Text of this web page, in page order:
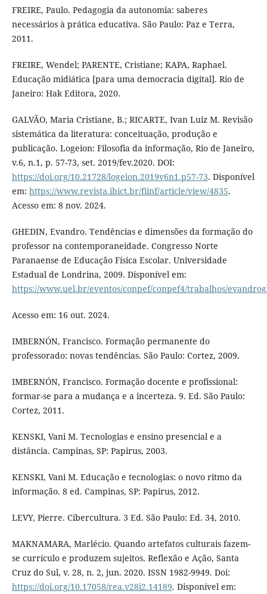
FREIRE, Paulo. Pedagogia da autonomia: saberes
necessários à prática educativa. São Paulo: Paz e Terra,
2011.
FREIRE, Wendel; PARENTE, Cristiane; KAPA, Raphael.
Educação midiática [para uma democracia digital]. Rio de
Janeiro: Hak Editora, 2020.
GALVÃO, Maria Cristiane, B.; RICARTE, Ivan Luiz M. Revisão
sistemática da literatura: conceituação, produção e
publicação. Logeion: Filosofia da informação, Rio de Janeiro,
v.6, n.1, p. 57-73, set. 2019/fev.2020. DOI:
https://doi.org/10.21728/logeion.2019v6n1.p57-73. Disponível
em: https://www.revista.ibict.br/fiinf/article/view/4835.
Acesso em: 8 nov. 2024.
GHEDIN, Evandro. Tendências e dimensões da formação do
professor na contemporaneidade. Congresso Norte
Paranaense de Educação Física Escolar. Universidade
Estadual de Londrina, 2009. Disponível em:
https://www.uel.br/eventos/conpef/conpef4/trabalhos/
Acesso em: 16 out. 2024.
IMBERNÓN, Francisco. Formação permanente do
professorado: novas tendências. São Paulo: Cortez, 2009.
IMBERNÓN, Francisco. Formação docente e profissional:
formar-se para a mudança e a incerteza. 9. Ed. São Paulo:
Cortez, 2011.
KENSKI, Vani M. Tecnologias e ensino presencial e a
distância. Campinas, SP: Papirus, 2003.
KENSKI, Vani M. Educação e tecnologias: o novo ritmo da
informação. 8 ed. Campinas, SP: Papirus, 2012.
LEVY, Pierre. Cibercultura. 3 Ed. São Paulo: Ed. 34, 2010.
MAKNAMARA, Marlécio. Quando artefatos culturais fazem-
se currículo e produzem sujeitos. Reflexão e Ação, Santa
Cruz do Sul, v. 28, n. 2, jun. 2020. ISSN 1982-9949. Doi:
https://doi.org/10.17058/rea.v28i2.14189. Disponível em: